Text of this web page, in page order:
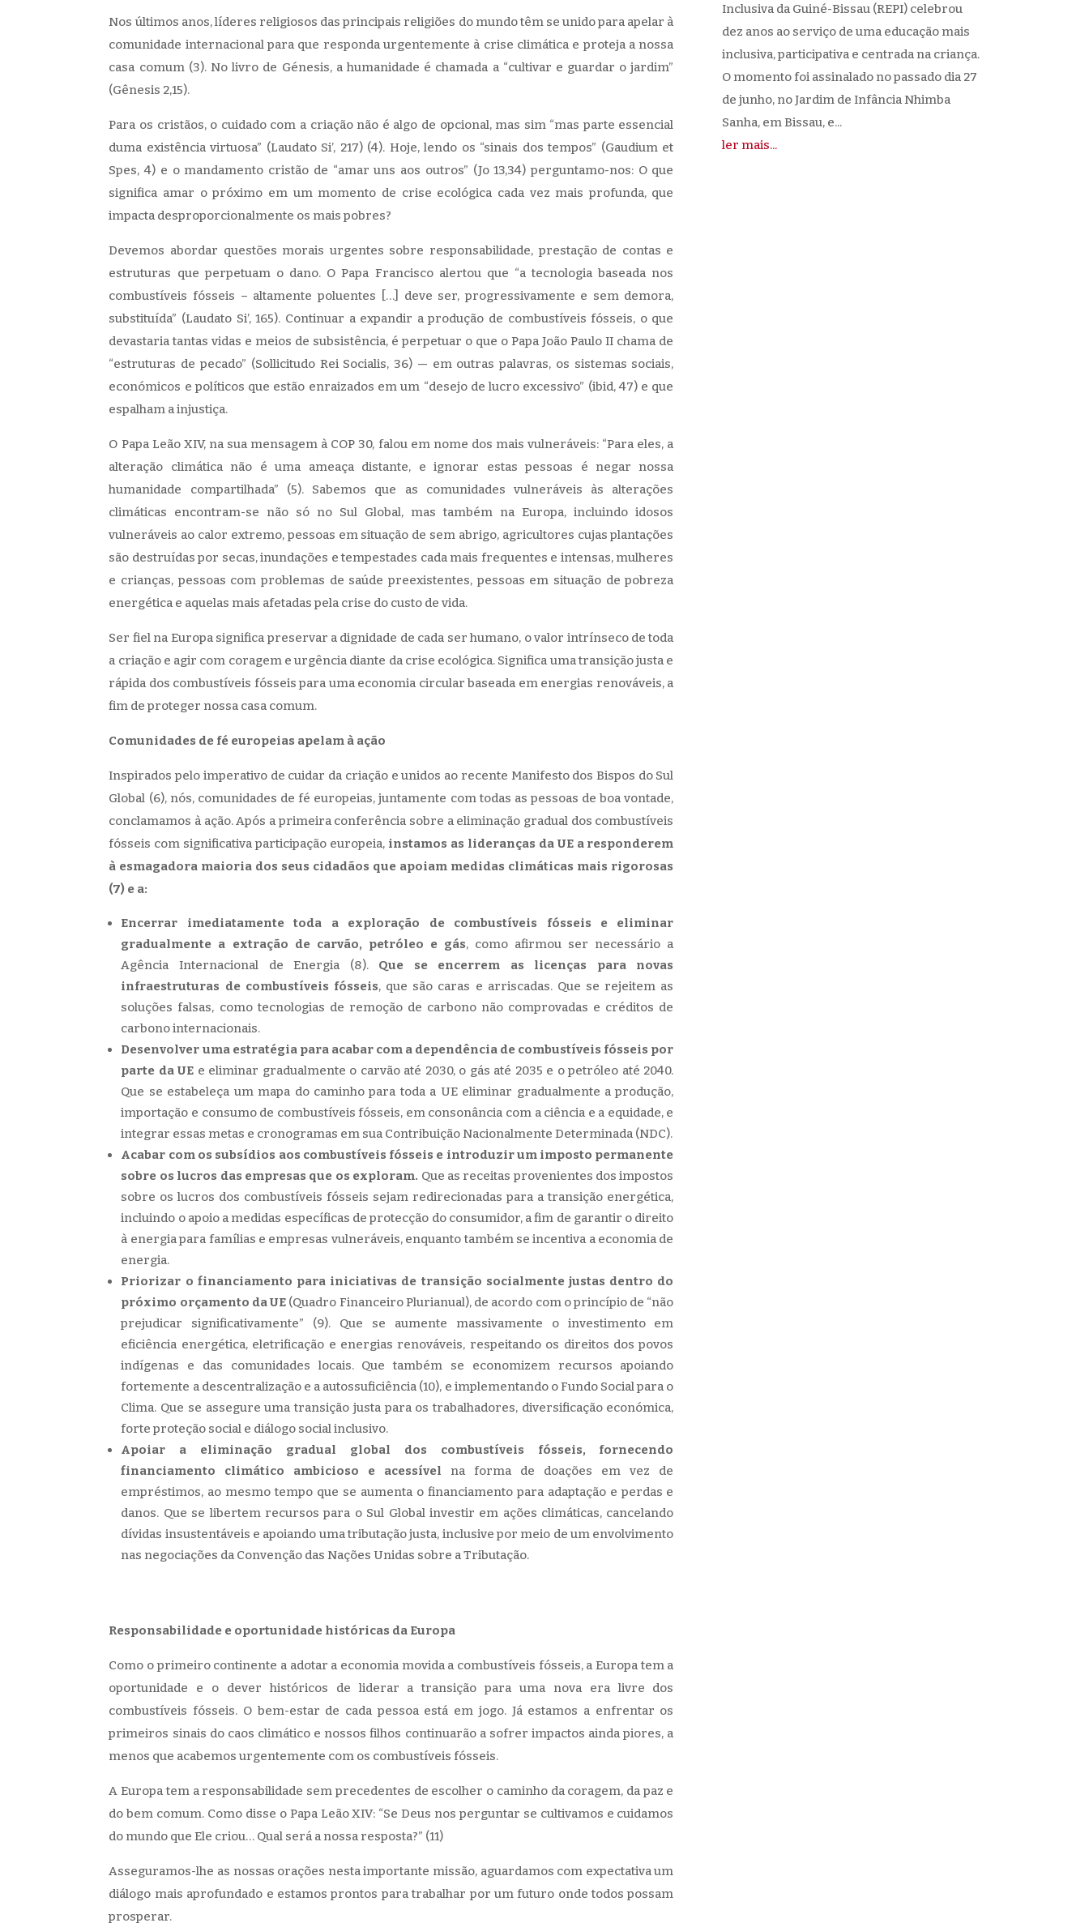
Nos últimos anos, líderes religiosos das principais religiões do mundo têm se unido para apelar à
comunidade internacional para que responda urgentemente à crise climática e proteja a nossa
casa comum (3). No livro de Génesis, a humanidade é chamada a “cultivar e guardar o jardim”
(Gênesis 2,15).
Para os cristãos, o cuidado com a criação não é algo de opcional, mas sim “mas parte essencial
duma existência virtuosa” (Laudato Si’, 217) (4). Hoje, lendo os “sinais dos tempos” (Gaudium et
Spes, 4) e o mandamento cristão de “amar uns aos outros” (Jo 13,34) perguntamo-nos: O que
significa amar o próximo em um momento de crise ecológica cada vez mais profunda, que
impacta desproporcionalmente os mais pobres?
Devemos abordar questões morais urgentes sobre responsabilidade, prestação de contas e
estruturas que perpetuam o dano. O Papa Francisco alertou que “a tecnologia baseada nos
combustíveis fósseis – altamente poluentes […] deve ser, progressivamente e sem demora,
substituída” (Laudato Si’, 165). Continuar a expandir a produção de combustíveis fósseis, o que
devastaria tantas vidas e meios de subsistência, é perpetuar o que o Papa João Paulo II chama de
“estruturas de pecado” (Sollicitudo Rei Socialis, 36) — em outras palavras, os sistemas sociais,
económicos e políticos que estão enraizados em um “desejo de lucro excessivo” (ibid, 47) e que
espalham a injustiça.
O Papa Leão XIV, na sua mensagem à COP 30, falou em nome dos mais vulneráveis: “Para eles, a
alteração climática não é uma ameaça distante, e ignorar estas pessoas é negar nossa
humanidade compartilhada” (5). Sabemos que as comunidades vulneráveis ​​às alterações
climáticas encontram-se não só no Sul Global, mas também na Europa, incluindo idosos
vulneráveis ​​ao calor extremo, pessoas em situação de sem abrigo, agricultores cujas plantações
são destruídas por secas, inundações e tempestades cada mais frequentes e intensas, mulheres
e crianças, pessoas com problemas de saúde preexistentes, pessoas em situação de pobreza
energética e aquelas mais afetadas pela crise do custo de vida.
Ser fiel na Europa significa preservar a dignidade de cada ser humano, o valor intrínseco de toda
a criação e agir com coragem e urgência diante da crise ecológica. Significa uma transição justa e
rápida dos combustíveis fósseis para uma economia circular baseada em energias renováveis, a
fim de proteger nossa casa comum.
Comunidades de fé europeias apelam à ação
Inspirados pelo imperativo de cuidar da criação e unidos ao recente Manifesto dos Bispos do Sul
Global (6), nós, comunidades de fé europeias, juntamente com todas as pessoas de boa vontade,
conclamamos à ação. Após a primeira conferência sobre a eliminação gradual dos combustíveis
fósseis com significativa participação europeia, instamos as lideranças da UE a responderem
à esmagadora maioria dos seus cidadãos que apoiam medidas climáticas mais rigorosas
(7) e a:
Encerrar imediatamente toda a exploração de combustíveis fósseis e eliminar
gradualmente a extração de carvão, petróleo e gás, como afirmou ser necessário a
Agência Internacional de Energia (8). Que se encerrem as licenças para novas
infraestruturas de combustíveis fósseis, que são caras e arriscadas. Que se rejeitem as
soluções falsas, como tecnologias de remoção de carbono não comprovadas e créditos de
carbono internacionais.
Desenvolver uma estratégia para acabar com a dependência de combustíveis fósseis por
parte da UE e eliminar gradualmente o carvão até 2030, o gás até 2035 e o petróleo até 2040.
Que se estabeleça um mapa do caminho para toda a UE eliminar gradualmente a produção,
importação e consumo de combustíveis fósseis, em consonância com a ciência e a equidade, e
integrar essas metas e cronogramas em sua Contribuição Nacionalmente Determinada (NDC).
Acabar com os subsídios aos combustíveis fósseis e introduzir um imposto permanente
sobre os lucros das empresas que os exploram. Que as receitas provenientes dos impostos
sobre os lucros dos combustíveis fósseis sejam redirecionadas para a transição energética,
incluindo o apoio a medidas específicas de protecção do consumidor, a fim de garantir o direito
à energia para famílias e empresas vulneráveis, enquanto também se incentiva a economia de
energia.
Priorizar o financiamento para iniciativas de transição socialmente justas dentro do
próximo orçamento da UE (Quadro Financeiro Plurianual), de acordo com o princípio de “não
prejudicar significativamente” (9). Que se aumente massivamente o investimento em
eficiência energética, eletrificação e energias renováveis, respeitando os direitos dos povos
indígenas e das comunidades locais. Que também se economizem recursos apoiando
fortemente a descentralização e a autossuficiência (10), e implementando o Fundo Social para o
Clima. Que se assegure uma transição justa para os trabalhadores, diversificação económica,
forte proteção social e diálogo social inclusivo.
Apoiar a eliminação gradual global dos combustíveis fósseis, fornecendo
financiamento climático ambicioso e acessível na forma de doações em vez de
empréstimos, ao mesmo tempo que se aumenta o financiamento para adaptação e perdas e
danos. Que se libertem recursos para o Sul Global investir em ações climáticas, cancelando
dívidas insustentáveis ​​e apoiando uma tributação justa, inclusive por meio de um envolvimento
nas negociações da Convenção das Nações Unidas sobre a Tributação.
Responsabilidade e oportunidade históricas da Europa
Como o primeiro continente a adotar a economia movida a combustíveis fósseis, a Europa tem a
oportunidade e o dever históricos de liderar a transição para uma nova era livre dos
combustíveis fósseis. O bem-estar de cada pessoa está em jogo. Já estamos a enfrentar os
primeiros sinais do caos climático e nossos filhos continuarão a sofrer impactos ainda piores, a
menos que acabemos urgentemente com os combustíveis fósseis.
A Europa tem a responsabilidade sem precedentes de escolher o caminho da coragem, da paz e
do bem comum. Como disse o Papa Leão XIV: “Se Deus nos perguntar se cultivamos e cuidamos
do mundo que Ele criou… Qual será a nossa resposta?” (11)
Asseguramos-lhe as nossas orações nesta importante missão, aguardamos com expectativa um
diálogo mais aprofundado e estamos prontos para trabalhar por um futuro onde todos possam
prosperar.
Inclusiva da Guiné-Bissau (REPI) celebrou
dez anos ao serviço de uma educação mais
inclusiva, participativa e centrada na criança.
O momento foi assinalado no passado dia 27
de junho, no Jardim de Infância Nhimba
Sanha, em Bissau, e...
ler mais...